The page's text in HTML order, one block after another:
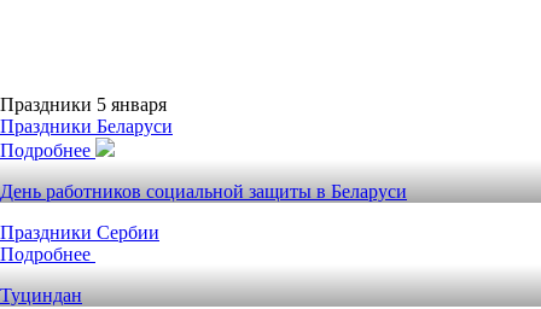
Праздники 5 января
Праздники Беларуси
Подробнее
День работников социальной защиты в Беларуси
Праздники Сербии
Подробнее
Туциндан